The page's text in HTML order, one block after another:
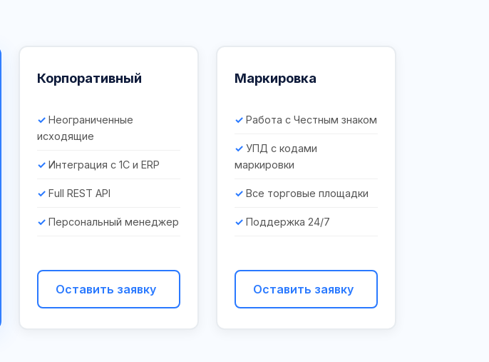
Корпоративный
Неограниченные
исходящие
Интеграция с 1С и ERP
Full REST API
Персональный менеджер
Оставить заявку
Маркировка
Работа с Честным знаком
УПД с кодами
маркировки
Все торговые площадки
Поддержка 24/7
Оставить заявку